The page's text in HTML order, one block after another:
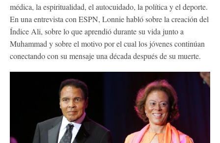
médica, la espiritualidad, el autocuidado, la política y el deporte.
En una entrevista con ESPN, Lonnie habló sobre la creación del
Índice Ali, sobre lo que aprendió durante su vida junto a
Muhammad y sobre el motivo por el cual los jóvenes continúan
conectando con su mensaje una década después de su muerte.